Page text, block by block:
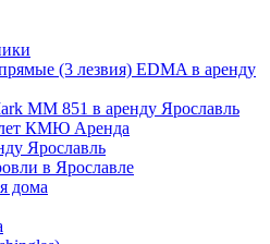
(3 лезвия) EDMA в аренду
MM 851 в аренду Ярославль
КМЮ Аренда
Ярославль
в Ярославле
дома